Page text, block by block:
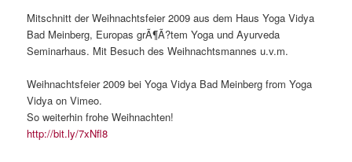
Mitschnitt der Weihnachtsfeier 2009 aus dem Haus Yoga Vidya
Bad Meinberg, Europas grÃ¶Ã?tem Yoga und Ayurveda
Seminarhaus. Mit Besuch des Weihnachtsmannes u.v.m.
Weihnachtsfeier 2009 bei Yoga Vidya Bad Meinberg from Yoga
Vidya on Vimeo.
So weiterhin frohe Weihnachten!
http://bit.ly/7xNfl8